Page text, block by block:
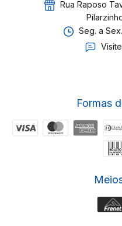
Rua Raposo
Seg. a
Formas